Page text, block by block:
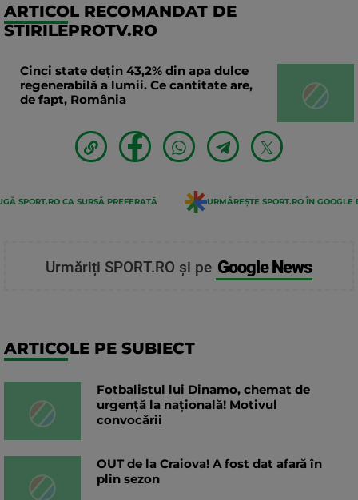
ARTICOL RECOMANDAT DE
STIRILEPROTV.RO
Cinci state dețin 43,2% din apa dulce
regenerabilă a lumii. Ce cantitate are,
de fapt, România
SPORT.RO CA SURSĂ PREFERATĂ URMĂREȘTE SPORT.RO ÎN GOOGLE
Urmăriți SPORT.RO și pe Google News
ARTICOLE PE SUBIECT
Fotbalistul lui Dinamo, chemat de
urgență la națională! Motivul
convocării
OUT de la Craiova! A fost dat afară în
plin sezon